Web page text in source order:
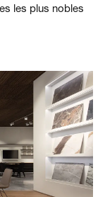
les plus nobles